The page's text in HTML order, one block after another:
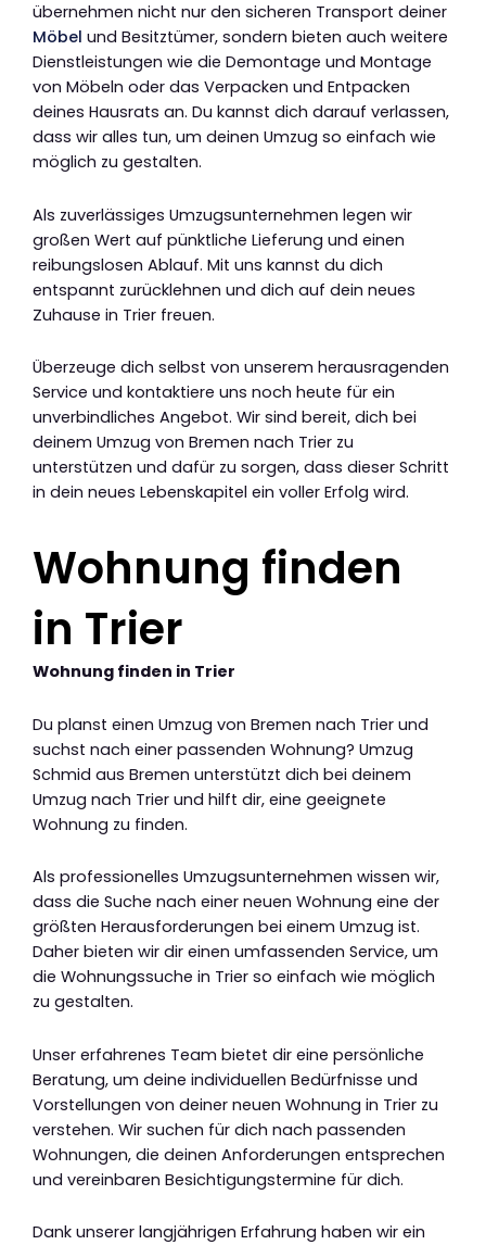
übernehmen nicht nur den sicheren Transport deiner
Möbel und Besitztümer, sondern bieten auch weitere
Dienstleistungen wie die Demontage und Montage
von Möbeln oder das Verpacken und Entpacken
deines Hausrats an. Du kannst dich darauf verlassen,
dass wir alles tun, um deinen Umzug so einfach wie
möglich zu gestalten.
Als zuverlässiges Umzugsunternehmen legen wir
großen Wert auf pünktliche Lieferung und einen
reibungslosen Ablauf. Mit uns kannst du dich
entspannt zurücklehnen und dich auf dein neues
Zuhause in Trier freuen.
Überzeuge dich selbst von unserem herausragenden
Service und kontaktiere uns noch heute für ein
unverbindliches Angebot. Wir sind bereit, dich bei
deinem Umzug von Bremen nach Trier zu
unterstützen und dafür zu sorgen, dass dieser Schritt
in dein neues Lebenskapitel ein voller Erfolg wird.
Wohnung finden
in Trier
Wohnung finden in Trier
Du planst einen Umzug von Bremen nach Trier und
suchst nach einer passenden Wohnung? Umzug
Schmid aus Bremen unterstützt dich bei deinem
Umzug nach Trier und hilft dir, eine geeignete
Wohnung zu finden.
Als professionelles Umzugsunternehmen wissen wir,
dass die Suche nach einer neuen Wohnung eine der
größten Herausforderungen bei einem Umzug ist.
Daher bieten wir dir einen umfassenden Service, um
die Wohnungssuche in Trier so einfach wie möglich
zu gestalten.
Unser erfahrenes Team bietet dir eine persönliche
Beratung, um deine individuellen Bedürfnisse und
Vorstellungen von deiner neuen Wohnung in Trier zu
verstehen. Wir suchen für dich nach passenden
Wohnungen, die deinen Anforderungen entsprechen
und vereinbaren Besichtigungstermine für dich.
Dank unserer langjährigen Erfahrung haben wir ein